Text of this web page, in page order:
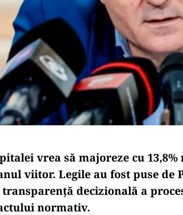
vrea să majoreze cu
viitor. Legile au fost puse
decizională a
normativ.